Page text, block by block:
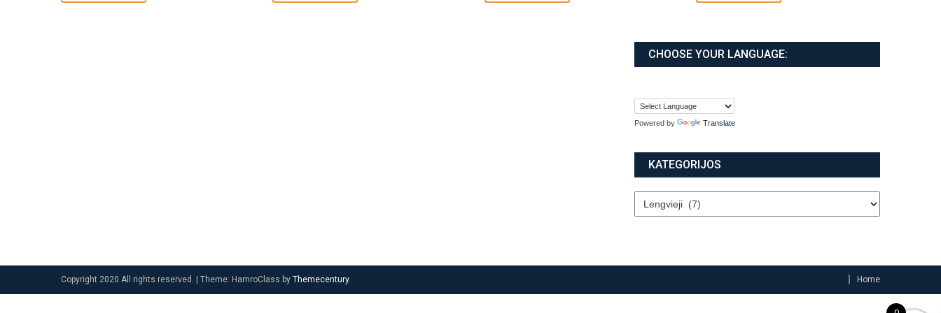
CHOOSE YOUR LANGUAGE:
Powered by Translate
KATEGORIJOS
Copyright 2020 All rights reserved. | Theme: HamroClass by Themecentury. Home